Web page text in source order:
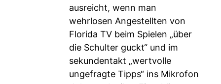
ausreicht, wenn man
wehrlosen Angestellten von
Florida TV beim Spielen „über
die Schulter guckt“ und im
sekundentakt „wertvolle
ungefragte Tipps“ ins Mikrofon